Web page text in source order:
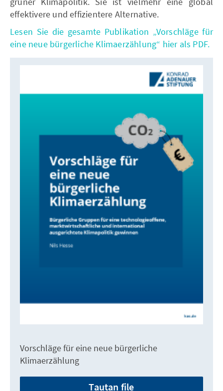
effektivere und effizientere Alternative.
Lesen Sie die gesamte Publikation „Vorschläge für
eine neue bürgerliche Klimaerzählung“ hier als PDF.
Vorschläge für eine neue bürgerliche
Klimaerzählung
Tautan file